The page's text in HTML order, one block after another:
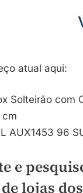
atual aqui:
AUX1453 96
e
de lojas